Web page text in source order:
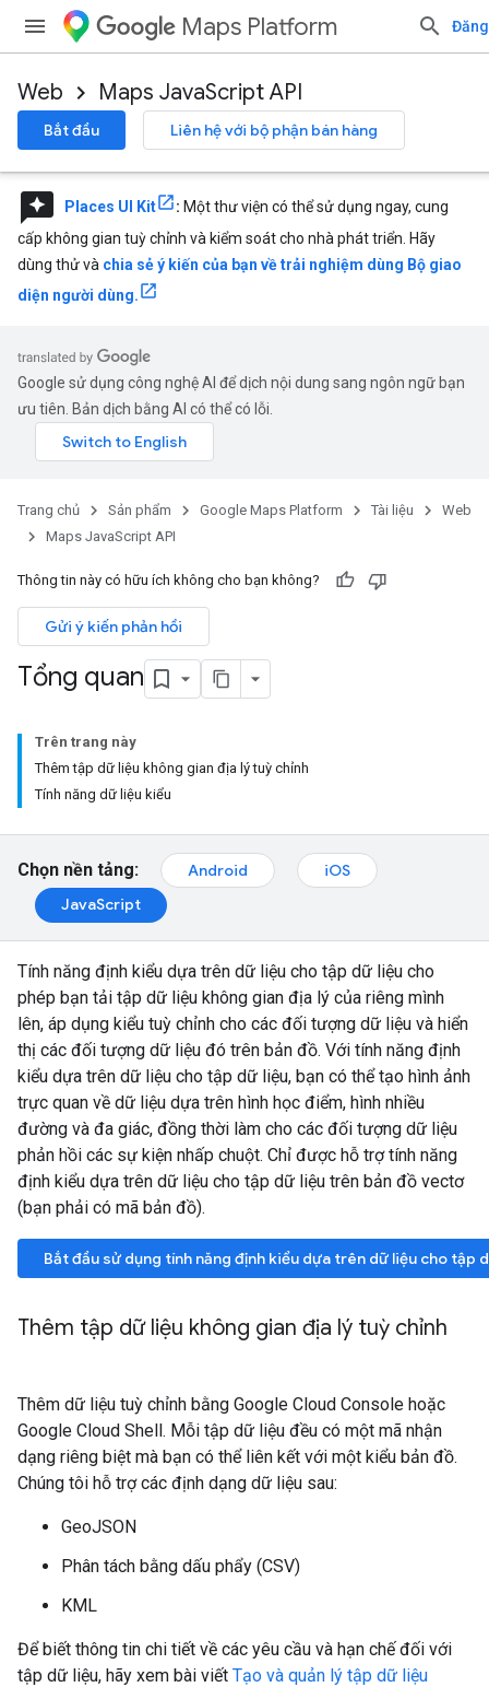
Maps Platform
Web Maps JavaScript API
Bắt đầu Liên hệ với bộ phận bán hàng
reviews Places UI Kit : Một thư viện có thể sử dụng ngay, cung
cấp không gian tuỳ chỉnh và kiểm soát cho nhà phát triển. Hãy
dùng thử và chia sẻ ý kiến của bạn về trải nghiệm dùng Bộ giao
diện người dùng.
Google sử dụng công nghệ AI để dịch nội dung sang ngôn ngữ bạn
ưu tiên. Bản dịch bằng AI có thể có lỗi.
Trang chủ Sản phẩm Google Maps Platform Tài liệu
Web
Maps JavaScript API
Thông tin này có hữu ích không cho bạn không?
Gửi ý kiến phản hồi
Tổng quan
Trên trang này
Thêm tập dữ liệu không gian địa lý tuỳ chỉnh
Tính năng dữ liệu kiểu
Chọn nền tảng: Android
iOS
JavaScript
Tính năng định kiểu dựa trên dữ liệu cho tập dữ liệu cho
phép bạn tải tập dữ liệu không gian địa lý của riêng mình
lên, áp dụng kiểu tuỳ chỉnh cho các đối tượng dữ liệu và hiển
thị các đối tượng dữ liệu đó trên bản đồ. Với tính năng định
kiểu dựa trên dữ liệu cho tập dữ liệu, bạn có thể tạo hình ảnh
trực quan về dữ liệu dựa trên hình học điểm, hình nhiều
đường và đa giác, đồng thời làm cho các đối tượng dữ liệu
phản hồi các sự kiện nhấp chuột. Chỉ được hỗ trợ tính năng
định kiểu dựa trên dữ liệu cho tập dữ liệu trên bản đồ vectơ
(bạn phải có mã bản đồ).
Bắt đầu sử dụng tính năng định kiểu dựa trên dữ liệu cho tập
Thêm tập dữ liệu không gian địa lý tuỳ chỉnh
Thêm dữ liệu tuỳ chỉnh bằng Google Cloud Console hoặc
Google Cloud Shell. Mỗi tập dữ liệu đều có một mã nhận
dạng riêng biệt mà bạn có thể liên kết với một kiểu bản đồ.
Chúng tôi hỗ trợ các định dạng dữ liệu sau:
GeoJSON
Phân tách bằng dấu phẩy (CSV)
KML
Để biết thông tin chi tiết về các yêu cầu và hạn chế đối với
tập dữ liệu, hãy xem bài viết Tạo và quản lý tập dữ liệu